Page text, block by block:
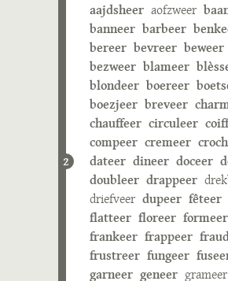
2
aajdsheer aofzweer
banneer barbeer
bereer bevreer beweer
bezweer blameer
blondeer boereer
boezjeer breveer
chauffeer circuleer
compeer cremeer
dateer dineer doceer
doubleer drappeer
driefveer dupeer fêteer
flatteer floreer formeer
frankeer frappeer
frustreer fungeer
garneer geneer grameer